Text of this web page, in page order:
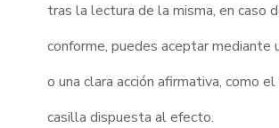
tras la lectura de la misma, en caso
conforme, puedes aceptar mediante
o una clara acción afirmativa, como
casilla dispuesta al efecto.